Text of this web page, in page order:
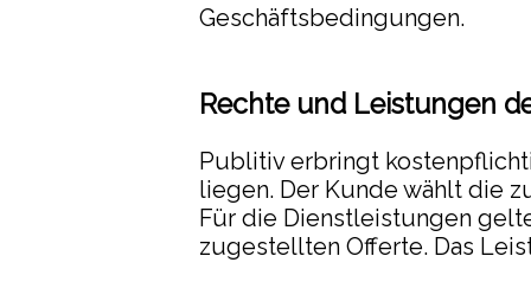
Geschäftsbedingungen.
Rechte und Leistungen
Publitiv erbringt
liegen. Der Kunde wählt die
Für die Dienstleistungen
zugestellten Offerte. Das
Traulokal Bümpliz